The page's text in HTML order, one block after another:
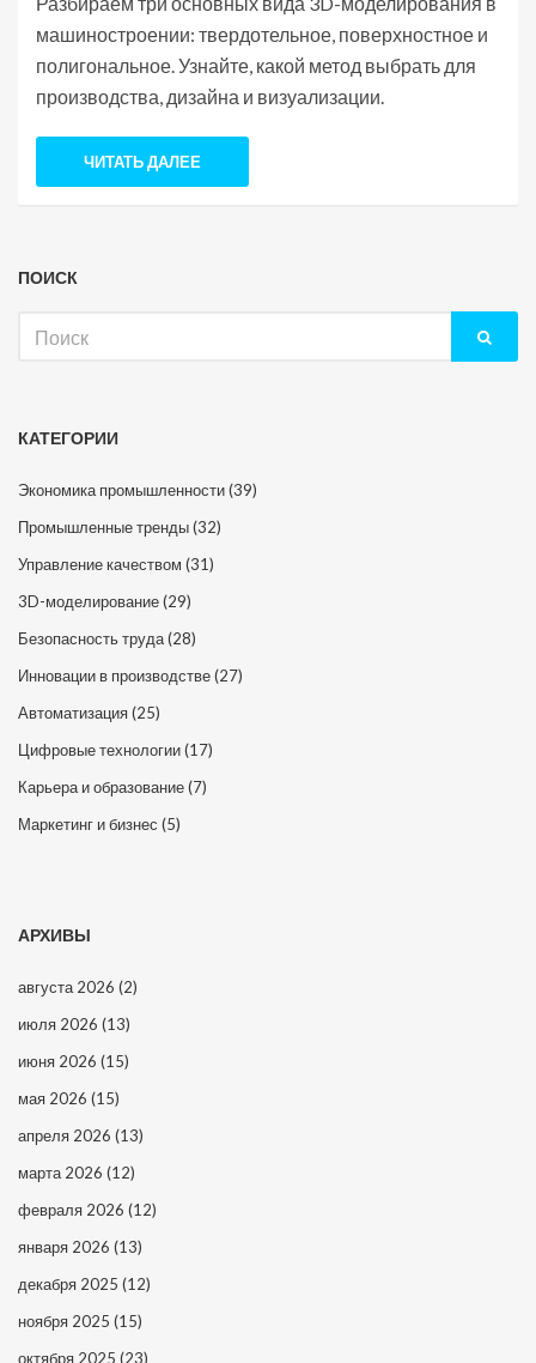
машиностроении: твердотельное, поверхностное и
полигональное. Узнайте, какой метод выбрать для
производства, дизайна и визуализации.
ЧИТАТЬ ДАЛЕЕ
ПОИСК
КАТЕГОРИИ
Экономика промышленности(39)
Промышленные тренды(32)
Управление качеством (31)
3D-моделирование(29)
Безопасность труда(28)
Инновации в производстве(27)
Автоматизация(25)
Цифровые технологии(17)
Карьера и образование(7)
Маркетинг и бизнес (5)
АРХИВЫ
августа 2026 (2)
июля 2026 (13)
июня 2026 (15)
мая 2026 (15)
апреля 2026 (13)
марта 2026 (12)
февраля 2026 (12)
января 2026 (13)
декабря 2025 (12)
ноября 2025 (15)
октября 2025 (23)